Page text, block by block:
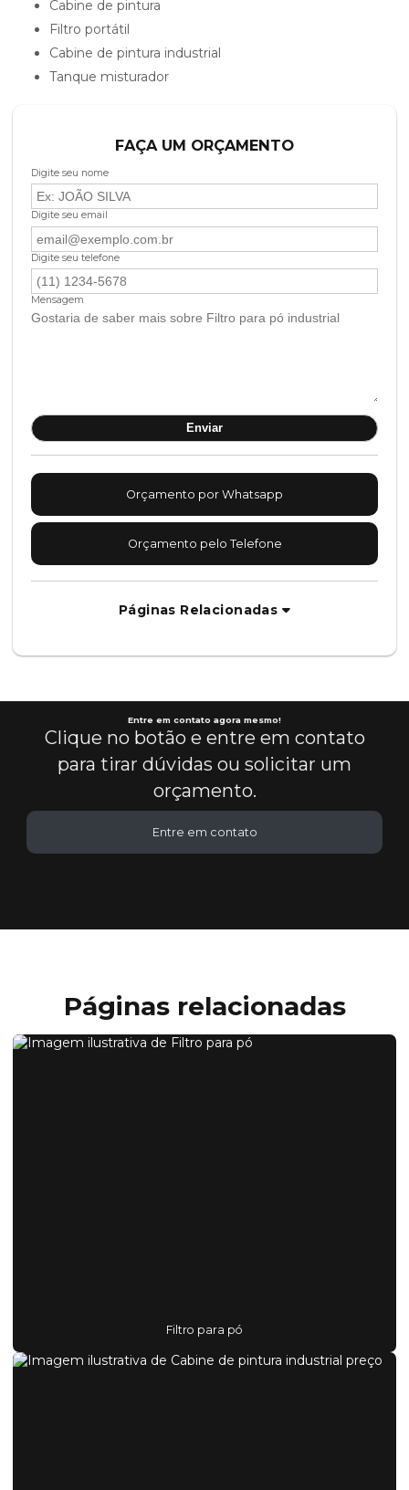
cabine de pintura
filtro portátil
cabine de pintura industrial
tanque misturador
FAÇA UM ORÇAMENTO
Digite seu nome
Digite seu email
Digite seu telefone
Mensagem
Orçamento por Whatsapp
Orçamento pelo Telefone
Páginas Relacionadas
Entre em contato agora mesmo!
Clique no botão e entre em contato
para tirar dúvidas ou solicitar um
orçamento.
Entre em contato
Páginas relacionadas
Filtro para pó